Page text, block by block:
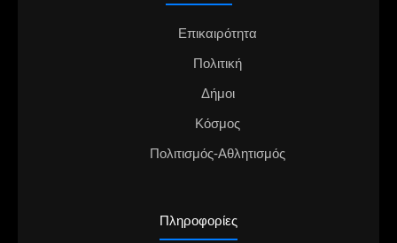
Επικαιρότητα
Πολιτική
Δήμοι
Κόσμος
Πολιτισμός-Αθλητισμός
Πληροφορίες